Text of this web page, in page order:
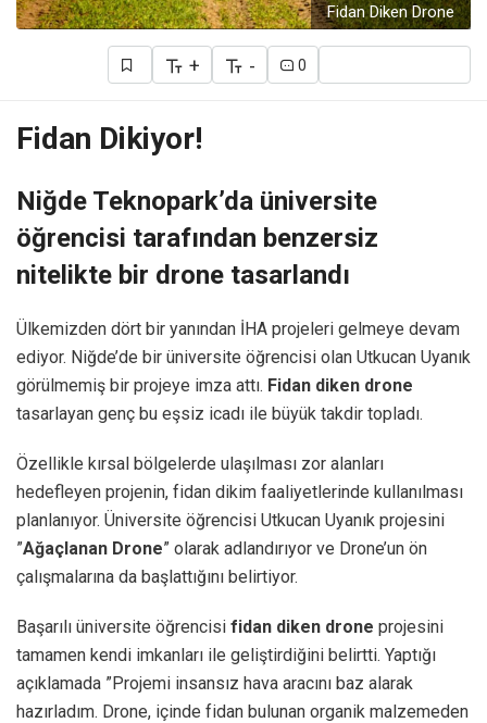
Fidan Diken Drone
+ - 0
Fidan Dikiyor!
Niğde Teknopark’da üniversite
öğrencisi tarafından benzersiz
nitelikte bir drone tasarlandı
Ülkemizden dört bir yanından İHA projeleri gelmeye devam
ediyor. Niğde’de bir üniversite öğrencisi olan Utkucan Uyanık
görülmemiş bir projeye imza attı. Fidan diken drone
tasarlayan genç bu eşsiz icadı ile büyük takdir topladı.
Özellikle kırsal bölgelerde ulaşılması zor alanları
hedefleyen projenin, fidan dikim faaliyetlerinde kullanılması
planlanıyor. Üniversite öğrencisi Utkucan Uyanık projesini
”Ağaçlanan Drone” olarak adlandırıyor ve Drone’un ön
çalışmalarına da başlattığını belirtiyor.
Başarılı üniversite öğrencisi fidan diken drone projesini
tamamen kendi imkanları ile geliştirdiğini belirtti. Yaptığı
açıklamada ”Projemi insansız hava aracını baz alarak
hazırladım. Drone, içinde fidan bulunan organik malzemeden